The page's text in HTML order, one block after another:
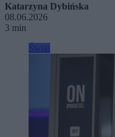
Katarzyna Dybińska
08.06.2026
3 min